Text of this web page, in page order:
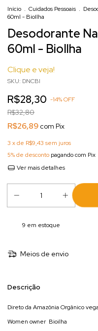
Início . Cuidados Pessoais .
60ml - BioIlha
Desodorante
60ml - BioIlha
Clique e veja!
SKU: DNCBI
R$28,30 -14%OFF
R$32,80
R$26,89 com Pix
3 x de R$9,43 sem juros
5% de desconto pagando com Pix
Ver mais detalhes
9 em estoque
Meios de envio
Descrição
Direto da Amazônia Orgânico
Women owner Bioilha